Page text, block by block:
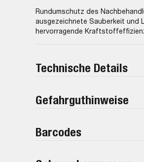
Rundumschutz des
ausgezeichnete Sauberkeit und
hervorragende
Technische Details
Gefahrguthinweise
Barcodes